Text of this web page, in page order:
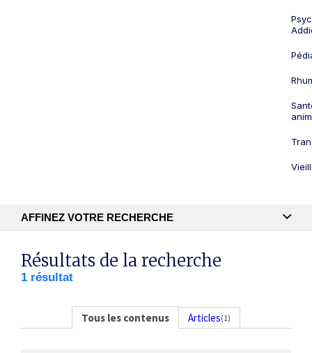
AFFINEZ VOTRE RECHERCHE
Recherche textuelle
Résultats de la recherche
1 résultat
Tous les contenus Articles(1)